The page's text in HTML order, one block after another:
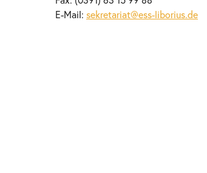
E-Mail: sekretariat@ess-liborius.de